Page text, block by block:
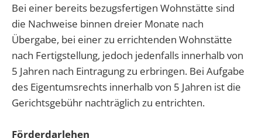
Bei einer bereits bezugsfertigen Wohnstätte sind
die Nachweise binnen dreier Monate nach
Übergabe, bei einer zu errichtenden Wohnstätte
nach Fertigstellung, jedoch jedenfalls innerhalb von
5 Jahren nach Eintragung zu erbringen. Bei Aufgabe
des Eigentumsrechts innerhalb von 5 Jahren ist die
Gerichtsgebühr nachträglich zu entrichten.
Förderdarlehen